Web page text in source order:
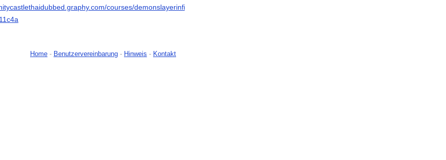
courses/demonslayerinfinitycastlethaidubbed-
Home - Benutzervereinbarung - Hinweis - Kontakt